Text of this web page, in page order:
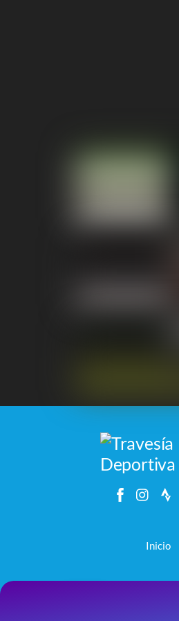
Inicio